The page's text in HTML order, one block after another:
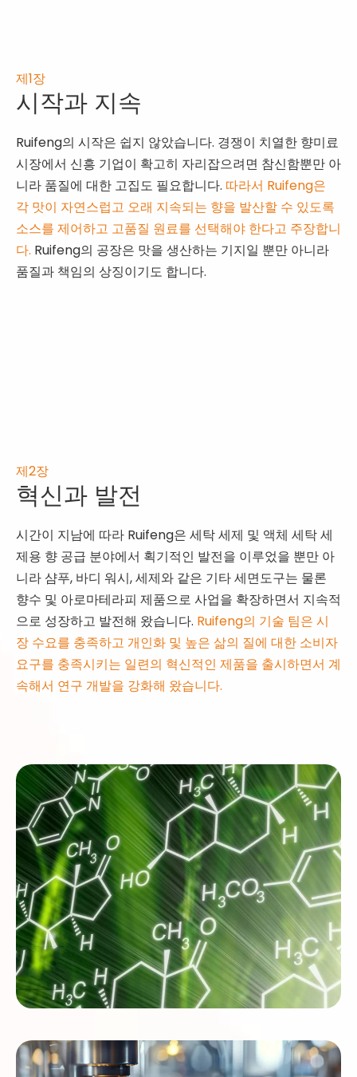
제1장
시작과 지속
Ruifeng의 시작은 쉽지 않았습니다. 경쟁이 치열한 향미료
시장에서 신흥 기업이 확고히 자리잡으려면 참신함뿐만 아
니라 품질에 대한 고집도 필요합니다. 따라서 Ruifeng은
각 맛이 자연스럽고 오래 지속되는 향을 발산할 수 있도록
소스를 제어하고 고품질 원료를 선택해야 한다고 주장합니
다. Ruifeng의 공장은 맛을 생산하는 기지일 뿐만 아니라
품질과 책임의 상징이기도 합니다.
제2장
혁신과 발전
시간이 지남에 따라 Ruifeng은 세탁 세제 및 액체 세탁 세
제용 향 공급 분야에서 획기적인 발전을 이루었을 뿐만 아
니라 샴푸, 바디 워시, 세제와 같은 기타 세면도구는 물론
향수 및 아로마테라피 제품으로 사업을 확장하면서 지속적
으로 성장하고 발전해 왔습니다. Ruifeng의 기술 팀은 시
장 수요를 충족하고 개인화 및 높은 삶의 질에 대한 소비자
요구를 충족시키는 일련의 혁신적인 제품을 출시하면서 계
속해서 연구 개발을 강화해 왔습니다.